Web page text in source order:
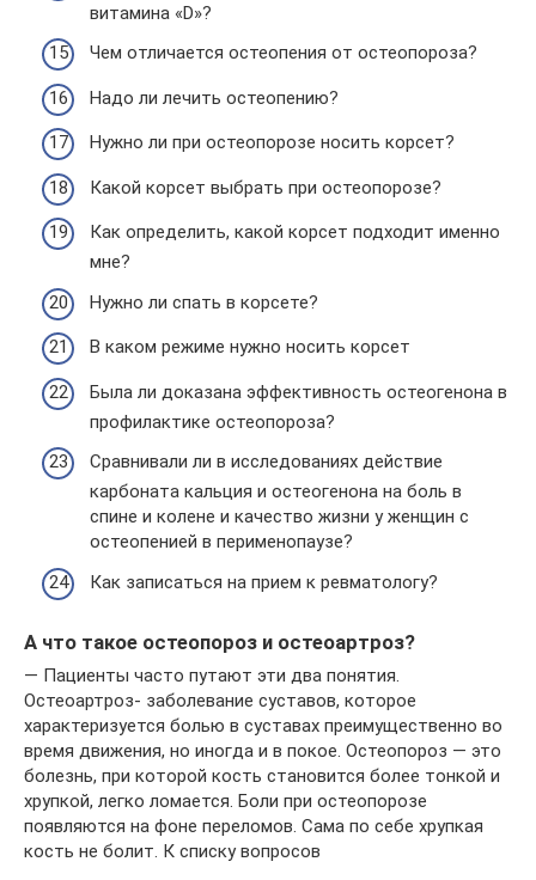
витамина «D»?
Чем отличается остеопения от остеопороза?
Надо ли лечить остеопению?
Нужно ли при остеопорозе носить корсет?
Какой корсет выбрать при остеопорозе?
Как определить, какой корсет подходит именно
мне?
Нужно ли спать в корсете?
В каком режиме нужно носить корсет
Была ли доказана эффективность остеогенона в
профилактике остеопороза?
Сравнивали ли в исследованиях действие
карбоната кальция и остеогенона на боль в
спине и колене и качество жизни у женщин с
остеопенией в перименопаузе?
Как записаться на прием к ревматологу?
А что такое остеопороз и остеоартроз?
— Пациенты часто путают эти два понятия.
Остеоартроз- заболевание суставов, которое
характеризуется болью в суставах преимущественно во
время движения, но иногда и в покое. Остеопороз — это
болезнь, при которой кость становится более тонкой и
хрупкой, легко ломается. Боли при остеопорозе
появляются на фоне переломов. Сама по себе хрупкая
кость не болит. К списку вопросов